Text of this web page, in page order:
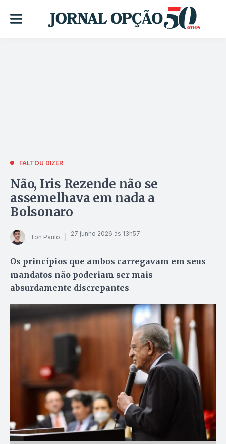
FALTOU DIZER
Não, Iris Rezende não se
assemelhava em nada a
Bolsonaro
Ton Paulo 27 junho 2026 às 13h57
Os princípios que ambos carregavam em seus
mandatos não poderiam ser mais
absurdamente discrepantes